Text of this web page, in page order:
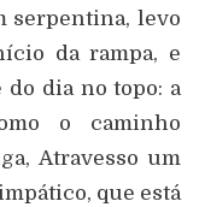
serpentina, levo
da rampa, e
dia no topo: a
o caminho
Atravesso um
que está